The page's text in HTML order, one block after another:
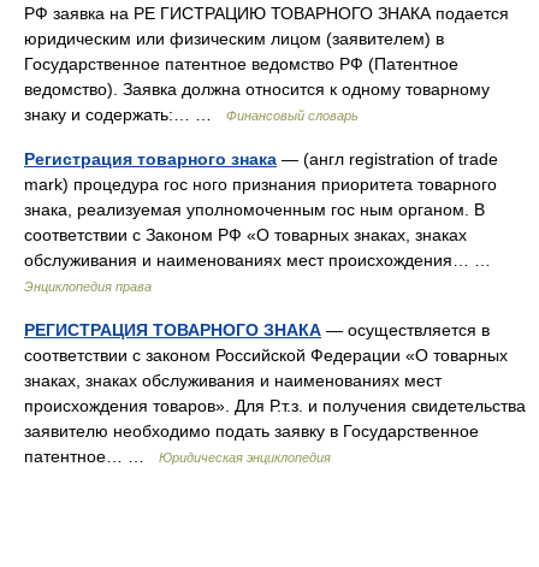
РФ заявка на РЕ ГИСТРАЦИЮ ТОВАРНОГО ЗНАКА подается
юридическим или физическим лицом (заявителем) в
Государственное патентное ведомство РФ (Патентное
ведомство). Заявка должна относится к одному товарному
знаку и содержать:… …
Финансовый словарь
Регистрация товарного знака — (англ registration of trade
mark) процедура гос ного признания приоритета товарного
знака, реализуемая уполномоченным гос ным органом. В
соответствии с Законом РФ «О товарных знаках, знаках
обслуживания и наименованиях мест происхождения… …
Энциклопедия права
РЕГИСТРАЦИЯ ТОВАРНОГО ЗНАКА — осуществляется в
соответствии с законом Российской Федерации «О товарных
знаках, знаках обслуживания и наименованиях мест
происхождения товаров». Для Р.т.з. и получения свидетельства
заявителю необходимо подать заявку в Государственное
патентное… …
Юридическая энциклопедия